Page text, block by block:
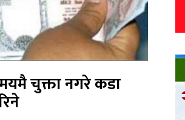
चुक्ता नगरे कडा